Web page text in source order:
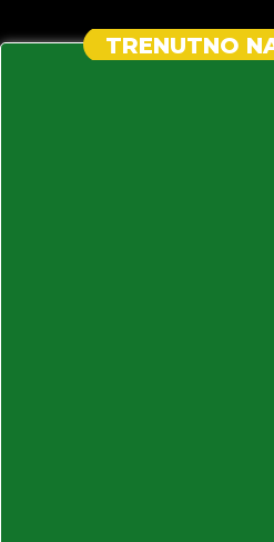
TRENUTNO